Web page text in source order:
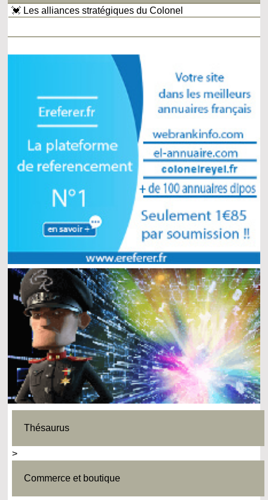
💓 Les alliances stratégiques du Colonel
Thésaurus
>
Commerce et boutique